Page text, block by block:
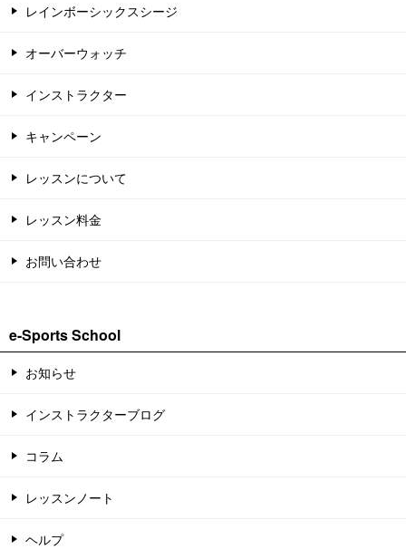
レインボーシックスシージ
オーバーウォッチ
インストラクター
キャンペーン
レッスンについて
レッスン料金
お問い合わせ
e-Sports School
お知らせ
インストラクターブログ
コラム
レッスンノート
ヘルプ